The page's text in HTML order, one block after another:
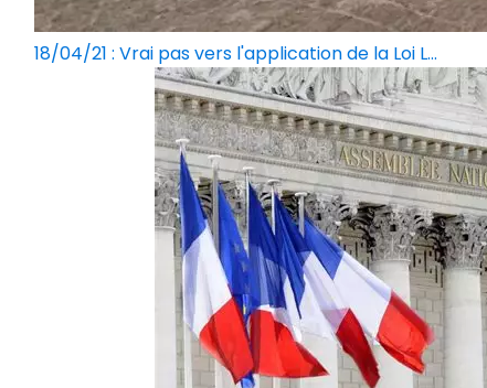
18/04/21 : Vrai pas vers l'application de la Loi L...